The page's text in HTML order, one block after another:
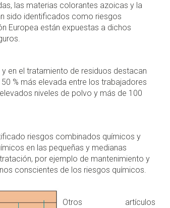
las materias colorantes azoicas y la
sido identificados como riesgos
Europea están expuestas a dichos
en el tratamiento de residuos destacan
% más elevada entre los trabajadores
niveles de polvo y más de 100
riesgos combinados químicos y
en las pequeñas y medianas
por ejemplo de mantenimiento y
conscientes de los riesgos químicos.
Otros artículos